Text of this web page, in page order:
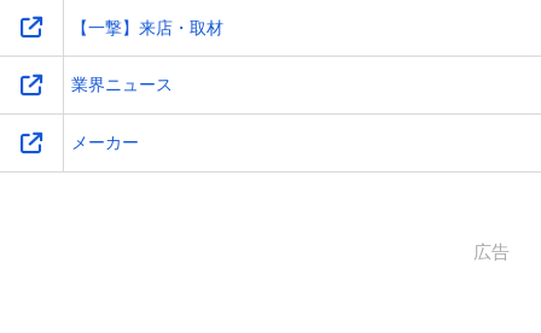
【一撃】来店・取材
業界ニュース
メーカー
広告